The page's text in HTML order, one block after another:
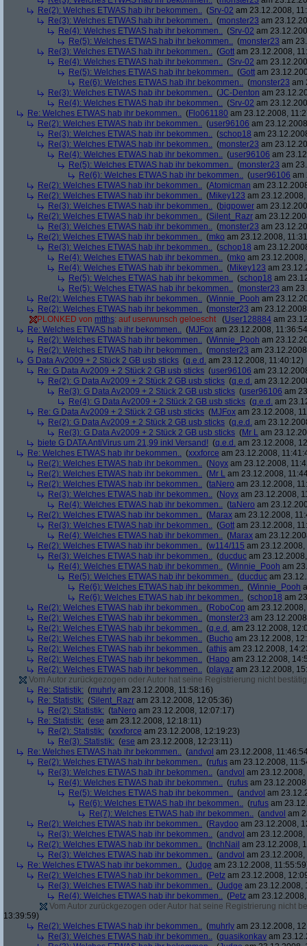
Re(2): Welches ETWAS hab ihr bekommen.. (Srv-02 am 23.12.2008,
Re(3): Welches ETWAS hab ihr bekommen.. (monster23 am
Re(4): Welches ETWAS hab ihr bekommen.. (Srv-02 am
Re(5): Welches ETWAS hab ihr bekommen.. (monster23 am
Re(3): Welches ETWAS hab ihr bekommen.. (Gott am 23.12.2008,
Re(4): Welches ETWAS hab ihr bekommen.. (Srv-02 am
Re(5): Welches ETWAS hab ihr bekommen.. (Gott am
Re(6): Welches ETWAS hab ihr bekommen.. (monster23 am
Re(3): Welches ETWAS hab ihr bekommen.. (JC-Denton am
Re(4): Welches ETWAS hab ihr bekommen.. (Srv-02 am
Re: Welches ETWAS hab ihr bekommen.. (Flo061180 am 23.12.2008,
Re(2): Welches ETWAS hab ihr bekommen.. (user96106 am
Re(3): Welches ETWAS hab ihr bekommen.. (schop18 am
Re(3): Welches ETWAS hab ihr bekommen.. (monster23 am
Re(4): Welches ETWAS hab ihr bekommen.. (user96106 am
Re(5): Welches ETWAS hab ihr bekommen.. (monster23 am
Re(6): Welches ETWAS hab ihr bekommen.. (user96106 am
Re(2): Welches ETWAS hab ihr bekommen.. (Atomicman am
Re(2): Welches ETWAS hab ihr bekommen.. (Mikey123 am
Re(3): Welches ETWAS hab ihr bekommen.. (bigpower am
Re(2): Welches ETWAS hab ihr bekommen.. (Silent_Razr am
Re(3): Welches ETWAS hab ihr bekommen.. (monster23 am
Re(2): Welches ETWAS hab ihr bekommen.. (mko am 23.12.2008,
Re(3): Welches ETWAS hab ihr bekommen.. (schop18 am
Re(4): Welches ETWAS hab ihr bekommen.. (mko am
Re(4): Welches ETWAS hab ihr bekommen.. (Mikey123 am
Re(5): Welches ETWAS hab ihr bekommen.. (schop18 am
Re(5): Welches ETWAS hab ihr bekommen.. (monster23 am
Re(2): Welches ETWAS hab ihr bekommen.. (Winnie_Pooh am
Re(2): Welches ETWAS hab ihr bekommen.. (monster23 am
PLONKED von mtths: auf userwunsch geloescht (User128884 am
Re: Welches ETWAS hab ihr bekommen.. (MJFox am 23.12.2008,
Re(2): Welches ETWAS hab ihr bekommen.. (Winnie_Pooh am
Re(2): Welches ETWAS hab ihr bekommen.. (monster23 am
G Data Av2009 + 2 Stück 2 GB usb sticks (q.e.d. am 23.12.2008, 11:40:12)
Re: G Data Av2009 + 2 Stück 2 GB usb sticks (user96106 am
Re(2): G Data Av2009 + 2 Stück 2 GB usb sticks (q.e.d. am
Re(3): G Data Av2009 + 2 Stück 2 GB usb sticks (user96106 am
Re(4): G Data Av2009 + 2 Stück 2 GB usb sticks (q.e.d. am
Re: G Data Av2009 + 2 Stück 2 GB usb sticks (MJFox am 23.12.2008,
Re(2): G Data Av2009 + 2 Stück 2 GB usb sticks (q.e.d. am
Re(3): G Data Av2009 + 2 Stück 2 GB usb sticks (Mr L am
biete G DATA AntiVirus um 21,99 inkl Versand! (q.e.d. am 23.12.2008,
Re: Welches ETWAS hab ihr bekommen.. (xxxforce am 23.12.2008,
Re(2): Welches ETWAS hab ihr bekommen.. (Noyx am 23.12.2008,
Re(2): Welches ETWAS hab ihr bekommen.. (Mr L am 23.12.2008,
Re(2): Welches ETWAS hab ihr bekommen.. (taNero am 23.12.2008,
Re(3): Welches ETWAS hab ihr bekommen.. (Noyx am 23.12.2008,
Re(4): Welches ETWAS hab ihr bekommen.. (taNero am
Re(2): Welches ETWAS hab ihr bekommen.. (Marax am 23.12.2008,
Re(3): Welches ETWAS hab ihr bekommen.. (Gott am 23.12.2008,
Re(4): Welches ETWAS hab ihr bekommen.. (Marax am
Re(2): Welches ETWAS hab ihr bekommen.. (w114/115 am 23.12.2008,
Re(3): Welches ETWAS hab ihr bekommen.. (ducduc am
Re(4): Welches ETWAS hab ihr bekommen.. (Winnie_Pooh am
Re(5): Welches ETWAS hab ihr bekommen.. (ducduc am
Re(6): Welches ETWAS hab ihr bekommen.. (Winnie_Pooh
Re(6): Welches ETWAS hab ihr bekommen.. (schop18 am
Re(2): Welches ETWAS hab ihr bekommen.. (RoboCop am
Re(2): Welches ETWAS hab ihr bekommen.. (monster23 am
Re(2): Welches ETWAS hab ihr bekommen.. (q.e.d. am 23.12.2008,
Re(2): Welches ETWAS hab ihr bekommen.. (Bucho am 23.12.2008,
Re(2): Welches ETWAS hab ihr bekommen.. (athis am 23.12.2008,
Re(2): Welches ETWAS hab ihr bekommen.. (Hapo am 23.12.2008,
Re(2): Welches ETWAS hab ihr bekommen.. (playaz am 23.12.2008,
Vom Autor zurückgezogen oder Autor hat seine Registrierung nicht
Re: Statistik: (muhrly am 23.12.2008, 11:58:16)
Re: Statistik: (Silent_Razr am 23.12.2008, 12:05:36)
Re(2): Statistik: (taNero am 23.12.2008, 12:07:17)
Re: Statistik: (ese am 23.12.2008, 12:18:11)
Re(2): Statistik: (xxxforce am 23.12.2008, 12:19:23)
Re(3): Statistik: (ese am 23.12.2008, 12:23:11)
Re: Welches ETWAS hab ihr bekommen.. (andvol am 23.12.2008,
Re(2): Welches ETWAS hab ihr bekommen.. (rufus am 23.12.2008,
Re(3): Welches ETWAS hab ihr bekommen.. (andvol am
Re(4): Welches ETWAS hab ihr bekommen.. (rufus am
Re(5): Welches ETWAS hab ihr bekommen.. (andvol am
Re(6): Welches ETWAS hab ihr bekommen.. (rufus am
Re(7): Welches ETWAS hab ihr bekommen.. (andvol am
Re(2): Welches ETWAS hab ihr bekommen.. (Raydoo am 23.12.2008,
Re(3): Welches ETWAS hab ihr bekommen.. (andvol am
Re(2): Welches ETWAS hab ihr bekommen.. ( InchNail am 23.12.2008,
Re(3): Welches ETWAS hab ihr bekommen.. (andvol am
Re: Welches ETWAS hab ihr bekommen.. (Judge am 23.12.2008,
Re(2): Welches ETWAS hab ihr bekommen.. (Petz am 23.12.2008,
Re(3): Welches ETWAS hab ihr bekommen.. (Judge am 23.12.2008,
Re(4): Welches ETWAS hab ihr bekommen.. (Petz am
Vom Autor zurückgezogen oder Autor hat seine Registrierung nicht
13:39:59)
Re(2): Welches ETWAS hab ihr bekommen.. (muhrly am 23.12.2008,
Re(3): Welches ETWAS hab ihr bekommen.. (quasikonkav am